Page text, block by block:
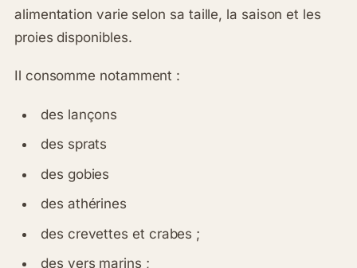
alimentation varie selon sa taille, la saison et les
proies disponibles.
Il consomme notamment :
des lançons
des sprats
des gobies
des athérines
des crevettes et crabes ;
des vers marins ;